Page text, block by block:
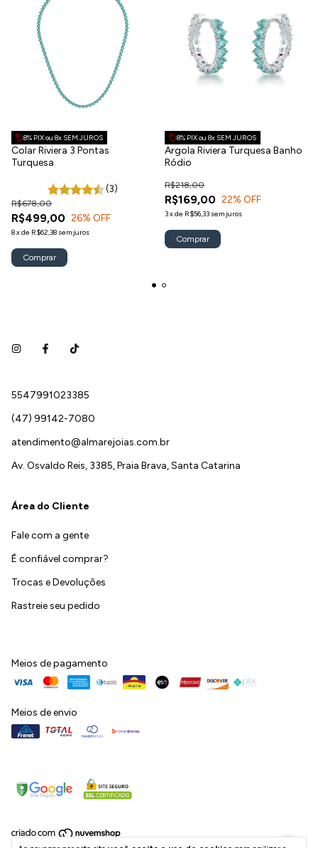
8% PIX ou 8x SEM JUROS
Colar Riviera 3 Pontas
Turquesa
(3)
R$499,00
R$678,00
26% OFF
8xde R$62,38 sem juros
8% PIX ou 8x SEM JUROS
Argola Riviera Turquesa Banho
Ródio
R$169,00
R$218,00
22% OFF
3xde R$56,33 sem juros
5547991023385
(47) 99142-7080
atendimento@almarejoias.com.br
Av. Osvaldo Reis, 3385, Praia Brava, Santa Catarina
Área do Cliente
Fale com a gente
É confiável comprar?
Trocas e Devoluções
Rastreie seu pedido
Meios de pagamento
Meios de envio